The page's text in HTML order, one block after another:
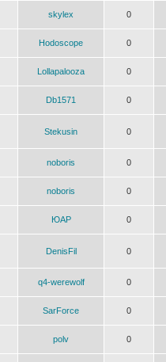
skylex 0
Hodoscope 0
Lollapalooza 0
Db1571 0
Stekusin 0
noboris 0
noboris 0
ЮАР 0
DenisFil 0
q4-werewolf 0
SarForce 0
polv 0